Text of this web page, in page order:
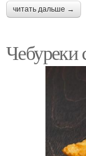
читать дальше →
Чебуреки